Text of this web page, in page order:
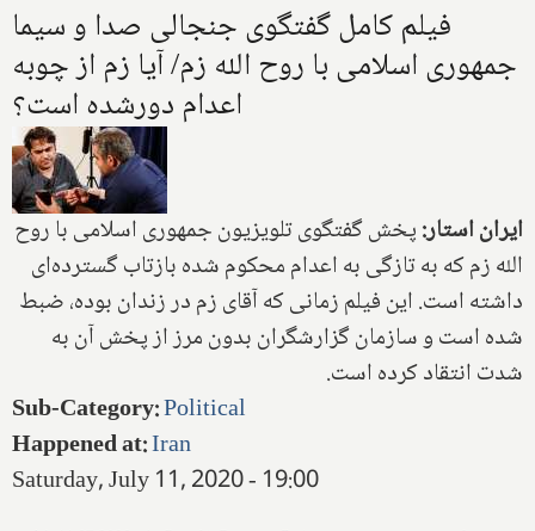
فیلم کامل گفتگوی جنجالی صدا و سیما
جمهوری اسلامی با روح الله زم/ آیا زم از چوبه
اعدام دورشده است؟
ایران استار:پخش گفتگوی تلویزیون جمهوری اسلامی با روح
الله زم که به تازگی به اعدام محکوم شده بازتاب گسترده‌ای
داشته است. این فیلم زمانی که آقای زم در زندان بوده، ضبط
شده است و سازمان گزارشگران بدون مرز از پخش آن به
شدت انتقاد کرده است.
Sub-Category:Political
Happened at:Iran
Saturday, July 11, 2020 - 19:00